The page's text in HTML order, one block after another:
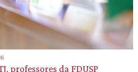
professores da FDUSP